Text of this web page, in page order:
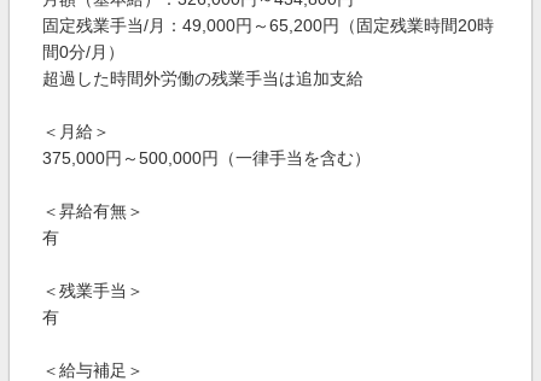
固定残業手当/月：49,000円～65,200円（固定残業時間20時
間0分/月）
超過した時間外労働の残業手当は追加支給
＜月給＞
375,000円～500,000円（一律手当を含む）
＜昇給有無＞
有
＜残業手当＞
有
＜給与補足＞